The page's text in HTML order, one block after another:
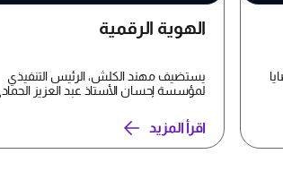
الهوية الرقمية
يستضيف مهند الكلش، الرئيس التنفيذي
لمؤسسة إحسان الأستاذ عبد العزيز
اقرأ المزيد